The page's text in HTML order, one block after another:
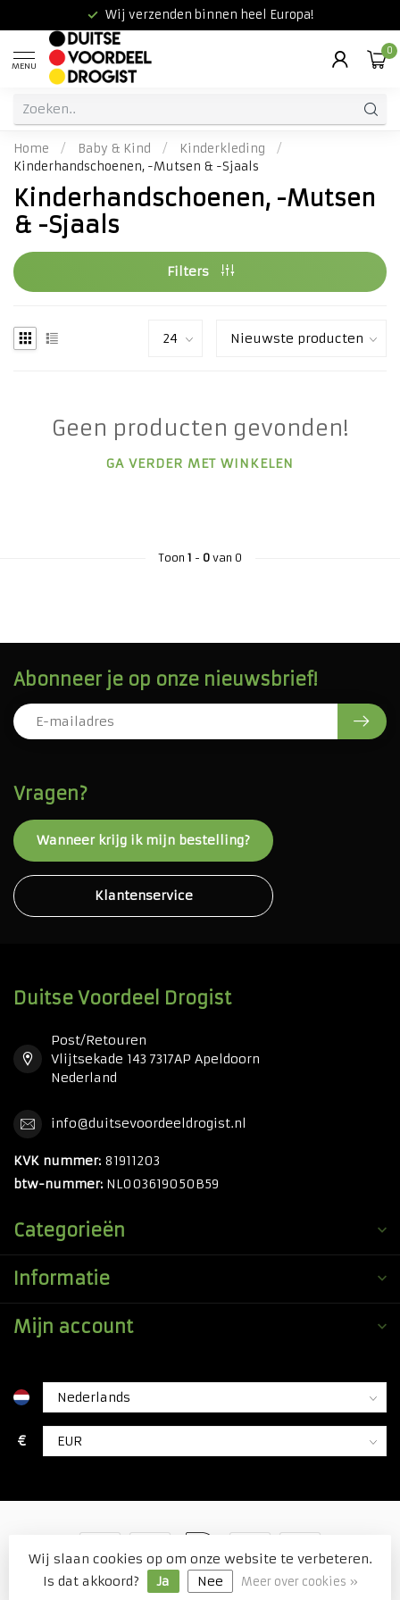
Wij verzenden binnen heel Europa!
MENU
0
Home / Baby & Kind / Kinderkleding
/
Kinderhandschoenen, -Mutsen & -Sjaals
Kinderhandschoenen, -Mutsen
& -Sjaals
Filters
Geen producten gevonden!
GA VERDER MET WINKELEN
Toon 1 - 0van 0
Vragen?
Wanneer krijg ik mijn bestelling?
Klantenservice
Abonneer je op onze nieuwsbrief!
Duitse Voordeel Drogist
Post/Retouren
Vlijtsekade 143 7317AP Apeldoorn
Nederland
info@duitsevoordeeldrogist.nl
KVK nummer: 81911203
btw-nummer: NL003619050B59
Categorieën
Informatie
Mijn account
€
© Copyright 2026 Duitse Voordeel Drogist
Wij slaan cookies op om onze website te verbeteren.
Is dat akkoord?
Ja Nee Meer over cookies »